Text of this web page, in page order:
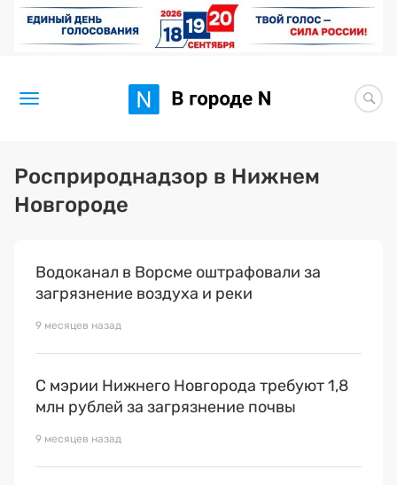
Новости
BORЩ
Искусство исцелять
Росприроднадзор в Нижнем
Новгороде
Водоканал в Ворсме оштрафовали за
загрязнение воздуха и реки
9 месяцев назад
С мэрии Нижнего Новгорода требуют 1,8
млн рублей за загрязнение почвы
9 месяцев назад